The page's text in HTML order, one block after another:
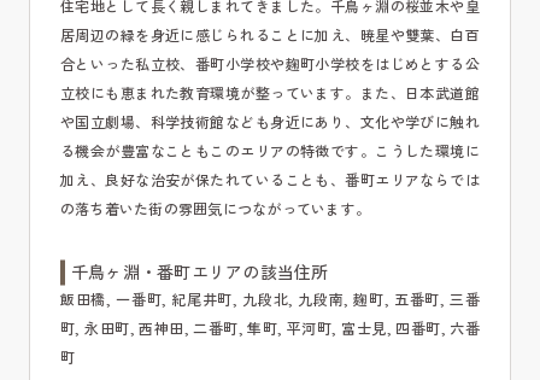
住宅地として長く親しまれてきました。千鳥ヶ淵の桜並木や皇
居周辺の緑を身近に感じられることに加え、暁星や雙葉、白百
合といった私立校、番町小学校や麹町小学校をはじめとする公
立校にも恵まれた教育環境が整っています。また、日本武道館
や国立劇場、科学技術館なども身近にあり、文化や学びに触れ
る機会が豊富なこともこのエリアの特徴です。こうした環境に
加え、良好な治安が保たれていることも、番町エリアならでは
の落ち着いた街の雰囲気につながっています。
千鳥ヶ淵・番町エリアの該当住所
飯田橋, 一番町, 紀尾井町, 九段北, 九段南, 麹町, 五番町, 三番
町, 永田町, 西神田, 二番町, 隼町, 平河町, 富士見, 四番町, 六番
町